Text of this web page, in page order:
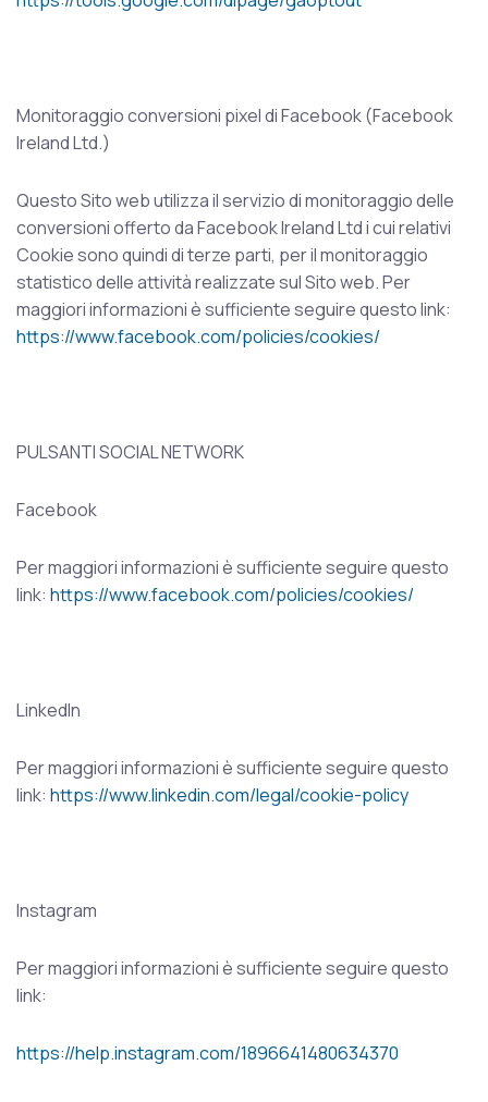
Monitoraggio conversioni pixel di Facebook (Facebook
Ireland Ltd.)
Questo Sito web utilizza il servizio di monitoraggio delle
conversioni offerto da Facebook Ireland Ltd i cui relativi
Cookie sono quindi di terze parti, per il monitoraggio
statistico delle attività realizzate sul Sito web. Per
maggiori informazioni è sufficiente seguire questo link:
https://www.facebook.com/policies/cookies/
PULSANTI SOCIAL NETWORK
Facebook
Per maggiori informazioni è sufficiente seguire questo
link: https://www.facebook.com/policies/cookies/
LinkedIn
Per maggiori informazioni è sufficiente seguire questo
link: https://www.linkedin.com/legal/cookie-policy
Instagram
Per maggiori informazioni è sufficiente seguire questo
link:
https://help.instagram.com/1896641480634370